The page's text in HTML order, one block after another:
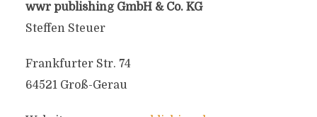
wwr publishing GmbH & Co. KG
Steffen Steuer
Frankfurter Str. 74
64521 Groß-Gerau